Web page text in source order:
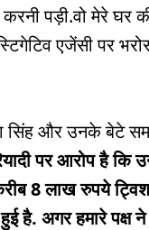
पड़ी.वो मेरे घर
एजेंसी पर
सिंह और उनके बेटे
पर आरोप है कि
8 लाख रुपये
है. अगर हमारे पक्ष